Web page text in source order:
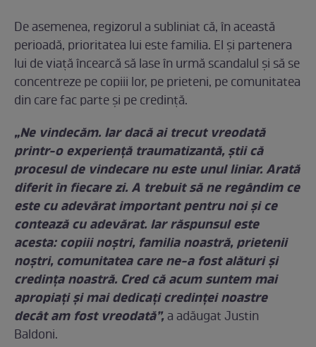
De asemenea, regizorul a subliniat că, în această
perioadă, prioritatea lui este familia. El și partenera
lui de viață încearcă să lase în urmă scandalul și să se
concentreze pe copiii lor, pe prieteni, pe comunitatea
din care fac parte și pe credință.
„Ne vindecăm. Iar dacă ai trecut vreodată
printr-o experiență traumatizantă, știi că
procesul de vindecare nu este unul liniar. Arată
diferit în fiecare zi. A trebuit să ne regândim ce
este cu adevărat important pentru noi și ce
contează cu adevărat. Iar răspunsul este
acesta: copiii noștri, familia noastră, prietenii
noștri, comunitatea care ne-a fost alături și
credința noastră. Cred că acum suntem mai
apropiați și mai dedicați credinței noastre
decât am fost vreodată”,a adăugat Justin
Baldoni.